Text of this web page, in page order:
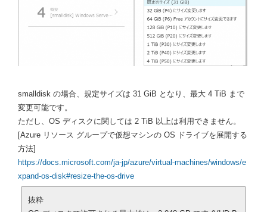
smalldisk の場合、規定サイズは 31 GiB となり、最大 4 TiB まで
変更可能です。
ただし、OS ディスクに関しては 2 TiB 以上は利用できません。
[Azure リソース グループで仮想マシンの OS ドライブを展開する
方法]
https://docs.microsoft.com/ja-jp/azure/virtual-machines/windows/e
xpand-os-disk#resize-the-os-drive
抜粋